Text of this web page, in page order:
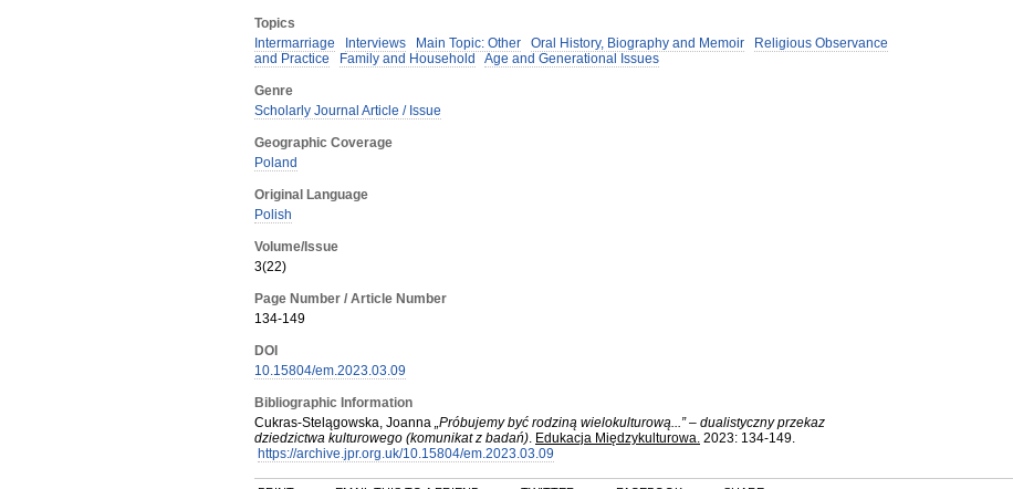
Topics
Intermarriage
Interviews Main Topic: Other Oral History, Biography and Memoir
Religious Observance
and Practice
Family and Household Age and Generational Issues
Genre
Scholarly Journal Article / Issue
Geographic Coverage
Poland
Original Language
Polish
Volume/Issue
3(22)
Page Number / Article Number
134-149
DOI
10.15804/em.2023.03.09
Bibliographic Information
Cukras-Stelągowska, Joanna „Próbujemy być rodziną wielokulturową...” – dualistyczny przekaz
dziedzictwa kulturowego (komunikat z badań). Edukacja Międzykulturowa. 2023: 134-149.
https://archive.jpr.org.uk/10.15804/em.2023.03.09